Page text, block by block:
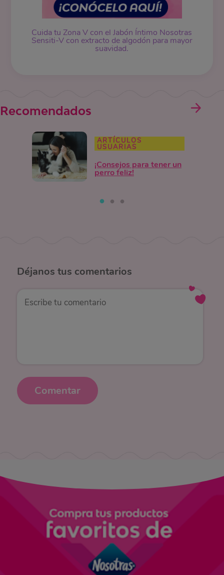
Cuida tu Zona V con el Jabón Íntimo Nosotras
Sensiti-V con extracto de algodón para mayor
suavidad.
Recomendados
ARTÍCULOS
USUARIAS
¡Consejos para tener un
perro feliz!
Déjanos tus comentarios
Comentar